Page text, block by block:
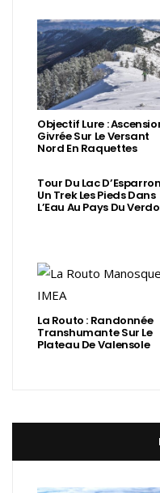
Objectif Lure :
Givrée Sur Le Versant
Nord En Raquettes
Tour Du Lac
Un Trek Les Pieds Dans
L’Eau Au Pays Du
La Routo : Randonnée
Transhumante Sur Le
Plateau De Valensole